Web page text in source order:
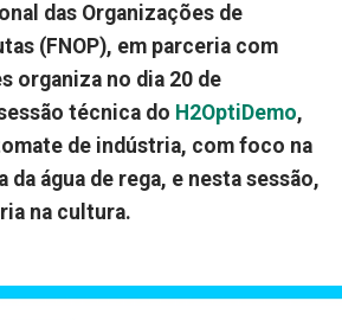
das Organizações de
(FNOP), em parceria com
organiza no dia 20 de
técnica do H2OptiDemo,
de indústria, com foco na
água de rega, e nesta sessão,
na cultura.